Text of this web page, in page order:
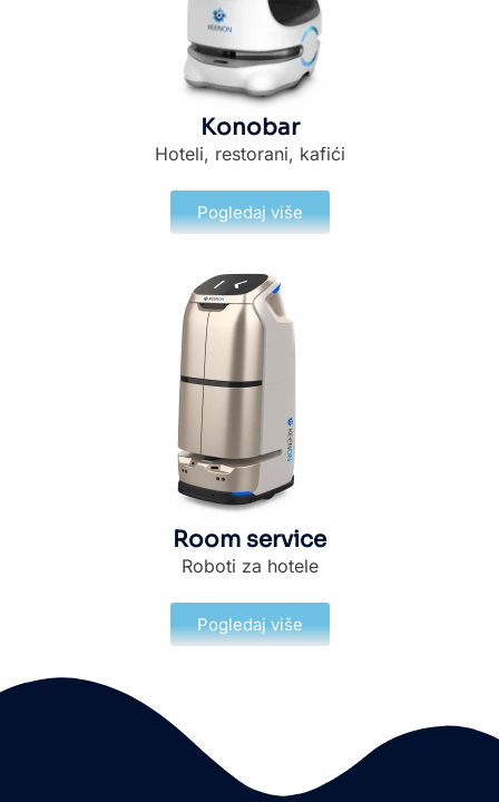
Konobar
Hoteli, restorani, kafići
Pogledaj više
Room service
Roboti za hotele
Pogledaj više